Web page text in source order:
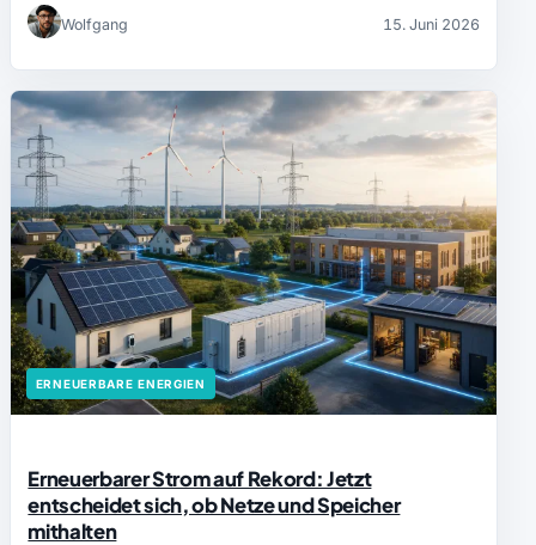
Wolfgang 15. Juni 2026
ERNEUERBARE ENERGIEN
Erneuerbarer Strom auf Rekord: Jetzt
entscheidet sich, ob Netze und Speicher
mithalten